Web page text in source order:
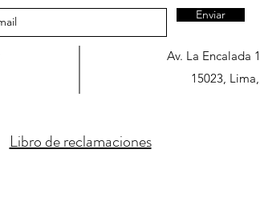
Enviar
Av. La Encalada
15023,
Libro de reclamaciones